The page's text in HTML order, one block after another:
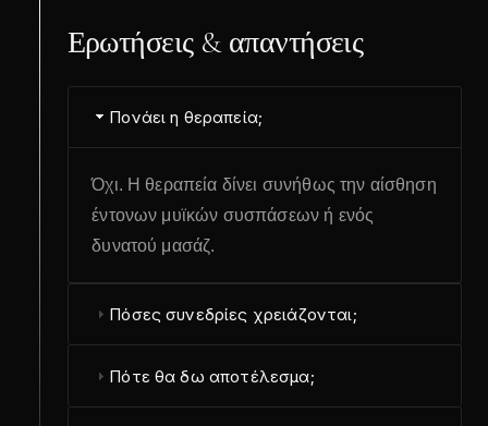
Ερωτήσεις & απαντήσεις
Πονάει η θεραπεία;
Όχι. Η θεραπεία δίνει συνήθως την αίσθηση
έντονων μυϊκών συσπάσεων ή ενός
δυνατού μασάζ.
Πόσες συνεδρίες χρειάζονται;
Πότε θα δω αποτέλεσμα;